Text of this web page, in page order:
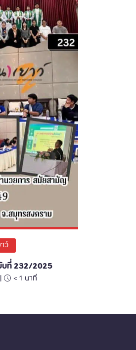
ว์
บที่ 232/2025
< 1 นาที